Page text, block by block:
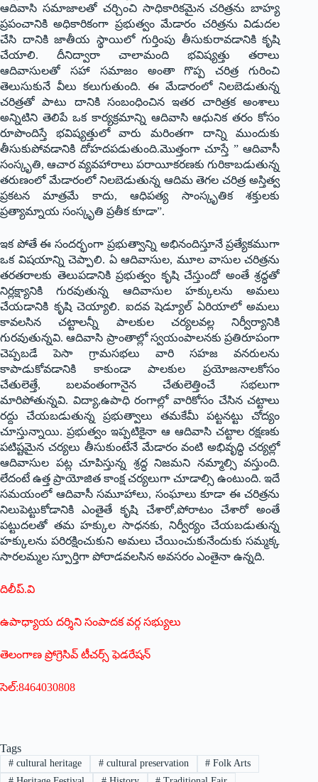
ఆదివాసి సమాజాలతో చర్చించి సాధికారికమైన చరిత్రను బాహ్య
ప్రపంచానికి అధికారికంగా ప్రభుత్వం మేడారం చరిత్రను విడుదల
చేసి దానికి జాతీయ స్థాయిలో గుర్తింపు తీసుకురావడానికి కృషి
చేయాలి. దీనిద్వారా చాలామంది భవిష్యత్తు తరాలు
ఆదివాసులతో సహా సమాజం అంతా గొప్ప చరిత్ర గురించి
తెలుసుకునే వీలు కలుగుతుంది. ఈ మేడారంలో నిలబెడుతున్న
చరిత్రతో పాటు దానికి సంబంధించిన ఇతర చారిత్రక అంశాలు
అన్నిటిని తెలిపే ఒక కార్యక్రమాన్ని ఆదివాసి ఆధునిక తరం కోసం
రూపొందిస్తే భవిష్యత్తులో వారు మరింతగా దాన్ని ముందుకు
తీసుకుపోవడానికి దోహదపడుతుంది.మొత్తంగా చూస్తే ” ఆదివాసీ
సంస్కృతి, ఆచార వ్యవహారాలు పరాయీకరణకు గురికాబడుతున్న
తరుణంలో మేడారంలో నిలబెడుతున్న ఆదిమ తెగల చరిత్ర అస్తిత్వ
ప్రకటన మాత్రమే కాదు, ఆధిపత్య సాంస్కృతిక శక్తులకు
ప్రత్యామ్నాయ సంస్కృతి ప్రతీక కూడా”.
ఇక పోతే ఈ సందర్భంగా ప్రభుత్వాన్ని అభినందిస్తూనే ప్రత్యేకముగా
ఒక విషయాన్ని చెప్పాలి. ఏ ఆదివాసుల, మూల వాసుల చరిత్రను
తరతరాలకు తెలుపడానికి ప్రభుత్వం కృషి చేస్తుందో అంతే శ్రద్ధతో
నిర్లక్ష్యానికి గురవుతున్న ఆదివాసుల హక్కులను అమలు
చేయడానికి కృషి చెయ్యాలి. ఐదవ షెడ్యూల్ ఏరియాలో అమలు
కావలసిన చట్టాలన్నీ పాలకుల చర్యలవల్ల నిర్వీర్యానికి
గురవుతున్నవి. ఆదివాసి ప్రాంతాల్లో స్వయంపాలనకు ప్రతిరూపంగా
చెప్పబడే పెసా గ్రామసభలు వారి సహజ వనరులను
కాపాడుకోవడానికి కాకుండా పాలకుల ప్రయోజనాలకోసం
చేతులెత్తే, బలవంతంగానైన చేతులెత్తించే సభలుగా
మారిపోతున్నవి. విద్యా,ఉపాధి రంగాల్లో వారికోసం చేసిన చట్టాలు
రద్దు చేయబడుతున్న ప్రభుత్వాలు తమకేమీ పట్టనట్టు చోద్యం
చూస్తున్నాయి. ప్రభుత్వం ఇప్పటికైనా ఆ ఆదివాసి చట్టాల రక్షణకు
పటిష్టమైన చర్యలు తీసుకుంటేనే మేడారం వంటి అభివృద్ధి చర్యల్లో
ఆదివాసుల పట్ల చూపిస్తున్న శ్రద్ధ నిజమని నమ్మాల్సి వస్తుంది.
లేదంటే ఉత్త ప్రాయోజిత కాంక్ష చర్యలుగా చూడాల్సి ఉంటుంది. ఇదే
సమయంలో ఆదివాసీ సమూహాలు, సంఘాలు కూడా ఈ చరిత్రను
నిలుపెట్టుకోడానికి ఎంతైతే కృషి చేశారో,పోరాటం చేశారో అంతే
పట్టుదలతో తమ హక్కుల సాధనకు, నిర్వీర్యం చేయబడుతున్న
హక్కులను పరిరక్షించుకుని అమలు చేయించుకునేందుకు సమ్మక్క
సారలమ్మల స్పూర్తిగా పోరాడవలసిన అవసరం ఎంతైనా ఉన్నది.
దిలీప్.వి
ఉపాధ్యాయ దర్శిని సంపాదక వర్గ సభ్యులు
తెలంగాణ ప్రోగ్రెసివ్ టీచర్స్ ఫెడరేషన్
సెల్:8464030808
Tags
#cultural heritage #cultural preservation # Folk Arts